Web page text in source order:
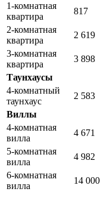
1-комнатная
квартира
817
2-комнатная
квартира
2 619
3-комнатная
квартира
3 898
Таунхаусы
4-комнатный
таунхаус
2 583
Виллы
4-комнатная
вилла
4 671
5-комнатная
вилла
4 982
6-комнатная
вилла
14 000